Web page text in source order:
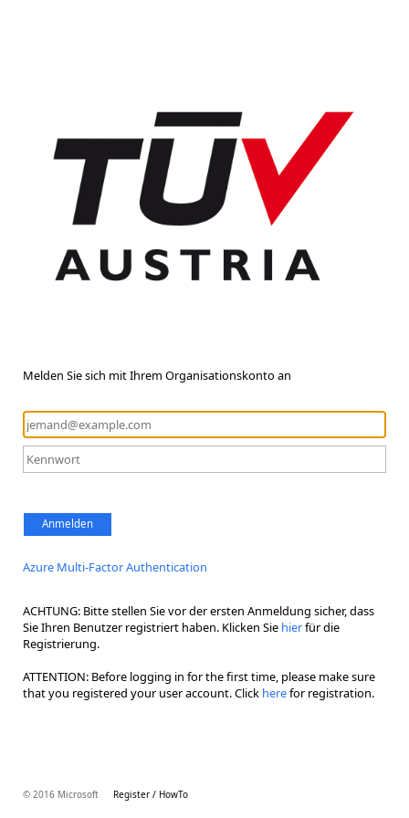
Melden Sie sich mit Ihrem Organisationskonto an
Anmelden
Azure Multi-Factor Authentication
ACHTUNG: Bitte stellen Sie vor der ersten Anmeldung sicher, dass
Sie Ihren Benutzer registriert haben. Klicken Sie hierfür die
Registrierung.
ATTENTION: Before logging in for the first time, please make sure
that you registered your user account. Click herefor registration.
© 2016 Microsoft Register / HowTo